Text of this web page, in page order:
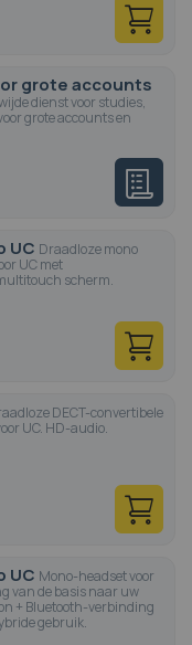
grote accounts
dienst voor studies,
grote accounts en
UC Draadloze mono
UC met
scherm.
DECT-convertibele
UC. HD-audio.
UC Mono-headset voor
van de basis naar uw
+ Bluetooth-verbinding
gebruik.